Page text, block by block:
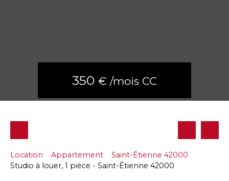
350 € /mois CC
Location Appartement
Saint-Étienne 42000
Studio à louer, 1 pièce - Saint-Étienne 42000